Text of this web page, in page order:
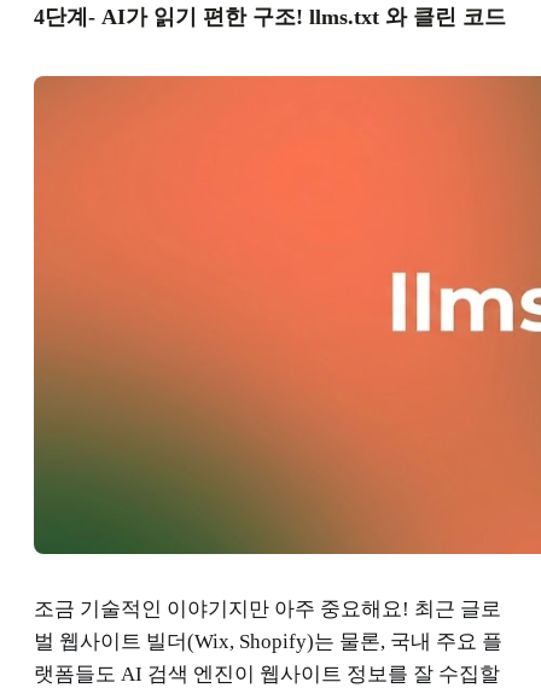
4단계- AI가 읽기 편한 구조! llms.txt 와 클린 코드
조금 기술적인 이야기지만 아주 중요해요! 최근 글로
벌 웹사이트 빌더(Wix, Shopify)는 물론, 국내 주요 플
랫폼들도 AI 검색 엔진이 웹사이트 정보를 잘 수집할